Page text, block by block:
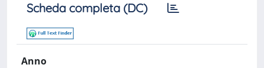
Scheda completa (DC)
Anno